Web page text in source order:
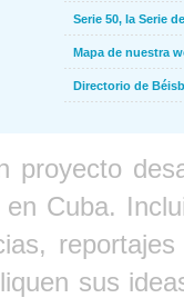
Serie 50, la Serie
Mapa de nuestra
Directorio de
proyecto
Cuba.
sus